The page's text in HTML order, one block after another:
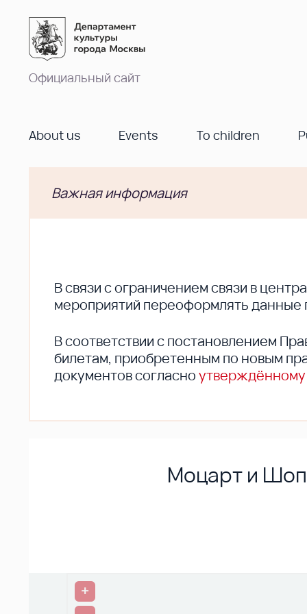
Официальный сайт
About us Events To children
Важная информация
В cвязи с ограничением связи в
мероприятий переоформлять данные
В соответствии с постановлением
билетам, приобретенным по новым
документов согласно
Моцарт и
+